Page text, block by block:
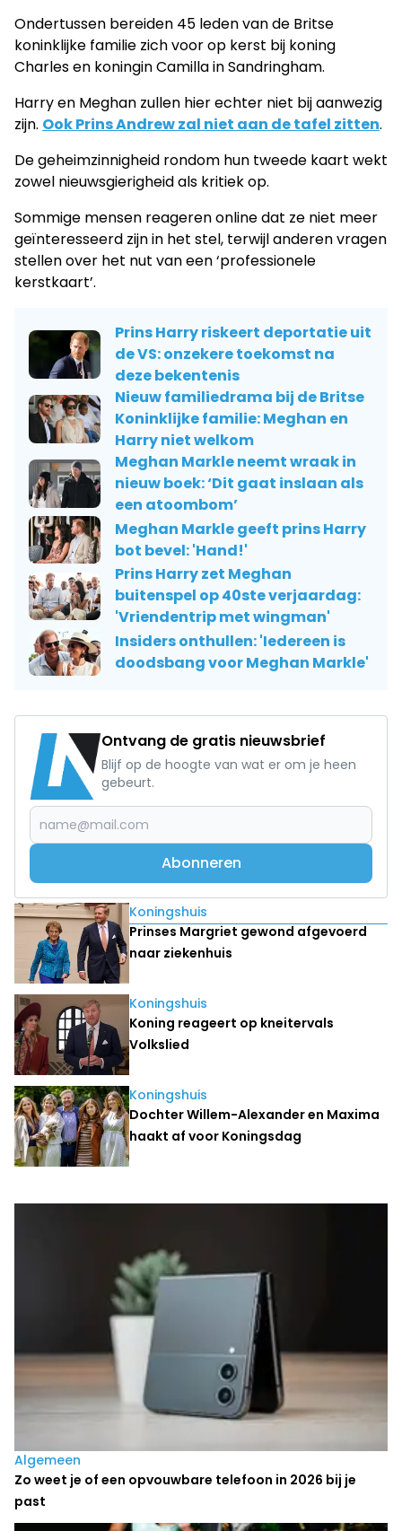
Ondertussen bereiden 45 leden van de Britse
koninklijke familie zich voor op kerst bij koning
Charles en koningin Camilla in Sandringham.
Harry en Meghan zullen hier echter niet bij aanwezig
zijn. Ook Prins Andrew zal niet aan de tafel zitten.
De geheimzinnigheid rondom hun tweede kaart wekt
zowel nieuwsgierigheid als kritiek op.
Sommige mensen reageren online dat ze niet meer
geïnteresseerd zijn in het stel, terwijl anderen vragen
stellen over het nut van een ‘professionele
kerstkaart’.
Prins Harry riskeert deportatie uit
de VS: onzekere toekomst na
deze bekentenis
Nieuw familiedrama bij de Britse
Koninklijke familie: Meghan en
Harry niet welkom
Meghan Markle neemt wraak in
nieuw boek: ‘Dit gaat inslaan als
een atoombom’
Meghan Markle geeft prins Harry
bot bevel: 'Hand!'
Prins Harry zet Meghan
buitenspel op 40ste verjaardag:
'Vriendentrip met wingman'
Insiders onthullen: 'Iedereen is
doodsbang voor Meghan Markle'
Ontvang de gratis nieuwsbrief
Blijf op de hoogte van wat er om je heen
gebeurt.
Abonneren
Lees ook
Koningshuis
Prinses Margriet gewond afgevoerd
naar ziekenhuis
Koningshuis
Koning reageert op kneitervals
Volkslied
Koningshuis
Dochter Willem-Alexander en Maxima
haakt af voor Koningsdag
Laatste nieuws
Algemeen
Zo weet je of een opvouwbare telefoon in 2026 bij je
past